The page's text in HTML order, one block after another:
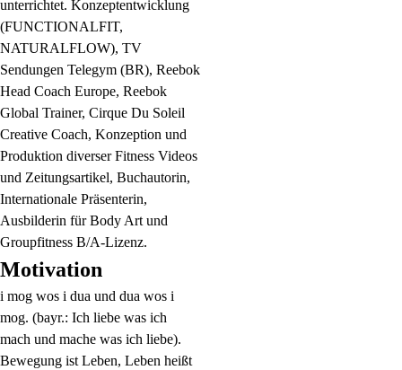
unterrichtet. Konzeptentwicklung
(FUNCTIONALFIT,
NATURALFLOW), TV
Sendungen Telegym (BR), Reebok
Head Coach Europe, Reebok
Global Trainer, Cirque Du Soleil
Creative Coach, Konzeption und
Produktion diverser Fitness Videos
und Zeitungsartikel, Buchautorin,
Internationale Präsenterin,
Ausbilderin für Body Art und
Groupfitness B/A-Lizenz.
Motivation
i mog wos i dua und dua wos i
mog. (bayr.: Ich liebe was ich
mach und mache was ich liebe).
Bewegung ist Leben, Leben heißt